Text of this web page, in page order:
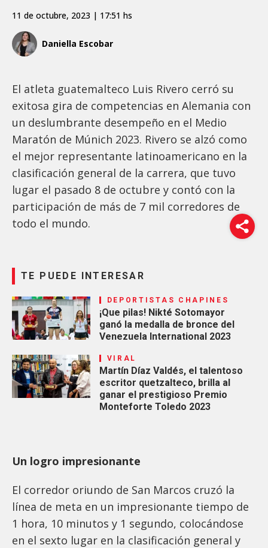
Daniella Escobar
11 de octubre, 2023 | 17:51 hs
El atleta guatemalteco Luis Rivero cerró su
exitosa gira de competencias en Alemania con
un deslumbrante desempeño en el Medio
Maratón de Múnich 2023. Rivero se alzó como
el mejor representante latinoamericano en la
clasificación general de la carrera, que tuvo
lugar el pasado 8 de octubre y contó con la
participación de más de 7 mil corredores de
todo el mundo.
TE PUEDE INTERESAR
DEPORTISTAS CHAPINES
¡Que pilas! Nikté Sotomayor
ganó la medalla de bronce del
Venezuela International 2023
VIRAL
Martín Díaz Valdés, el talentoso
escritor quetzalteco, brilla al
ganar el prestigioso Premio
Monteforte Toledo 2023
Un logro impresionante
El corredor oriundo de San Marcos cruzó la
línea de meta en un impresionante tiempo de
1 hora, 10 minutos y 1 segundo, colocándose
en el sexto lugar en la clasificación general y